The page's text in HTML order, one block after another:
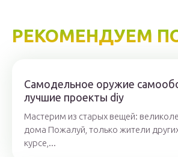
РЕКОМЕНДУЕМ
Самодельное оружие
лучшие проекты diy
Мастерим из старых вещей:
дома Пожалуй, только жители
курсе,...